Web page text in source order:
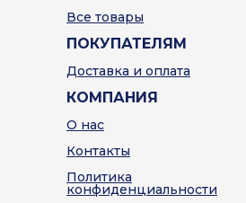
ПОКУПАТЕЛЯМ
Доставка и оплата
Все товары
Политика
конфиденциальности
КОМПАНИЯ
О нас
Контакты